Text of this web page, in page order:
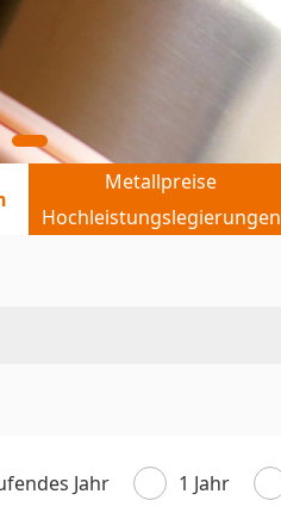
Metallpreise
Hochleistungslegierungen
Jahr 1 Jahr